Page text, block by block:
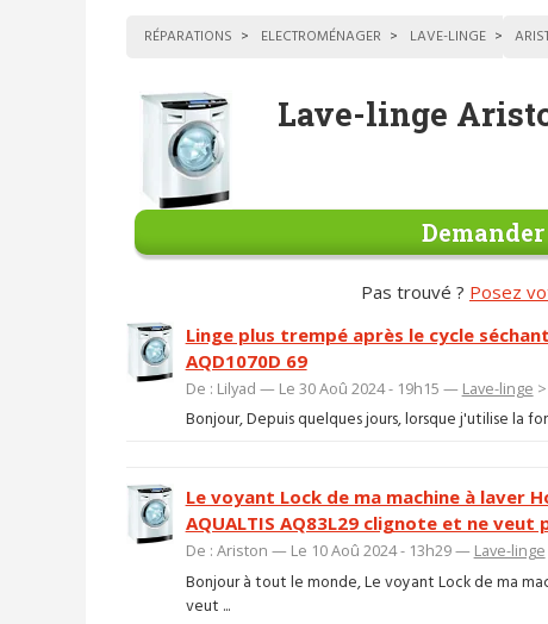
RÉPARATIONS ELECTROMÉNAGER LAVE-LINGE
Lave-linge
Pas trouvé ? Posez
Linge plus trempé après le cycle
AQD1070D 69
De : Lilyad — Le 30 Aoû 2024 - 19h15 — Lave-linge >
Bonjour, Depuis quelques jours, lorsque j'utilise la
Le voyant Lock de ma machine à laver
AQUALTIS AQ83L29 clignote et ne veut
De : Ariston — Le 10 Aoû 2024 - 13h29 — Lave-linge
Bonjour à tout le monde, Le voyant Lock de ma
veut ...